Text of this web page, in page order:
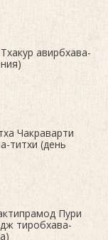
авирбхава-
Чакраварти
титхи (день
Пури
тиробхава-